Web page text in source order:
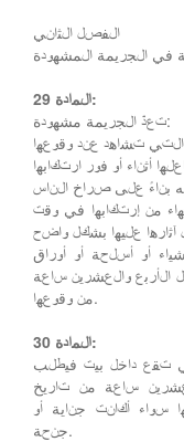
الفصل الثاني
في الجريمة المشهودة
المادة 29:
تعدّ الجريمة مشهودة:
من إرتكابها في وقت
أو أسلحة أو أوراق
والعشرين ساعة
من وقوعها.
المادة 30:
تقع داخل بيت فيطلب
ساعة من تاريخ
سواء أكانت جناية أو
جنحة.